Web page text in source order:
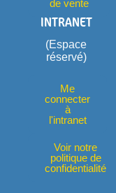
de vente
INTRANET
(Espace
réservé)
Me
connecter
à
l'intranet
Voir notre
politique de
confidentialité